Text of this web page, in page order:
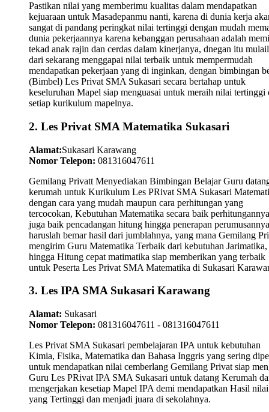
Pastikan nilai yang memberimu kualitas dalam mendapatkan
kejuaraan untuk Masadepanmu nanti, karena di dunia kerja
sangat di pandang peringkat nilai tertinggi dengan mudah
dunia pekerjaannya karena kebanggan perusahaan adalah
tekad anak rajin dan cerdas dalam kinerjanya, dnegan itu
dari sekarang menggapai nilai terbaik untuk mempermudah
mendapatkan pekerjaan yang di inginkan, dengan bimbingan
(Bimbel) Les Privat SMA Sukasari secara bertahap untuk
keseluruhan Mapel siap menguasai untuk meraih nilai tertinggi
setiap kurikulum mapelnya.
2. Les Privat SMA Matematika Sukasari
Alamat:Sukasari Karawang
Nomor Telepon: 081316047611
Gemilang Privatt Menyediakan Bimbingan Belajar Guru
kerumah untuk Kurikulum Les PRivat SMA Sukasari
dengan cara yang mudah maupun cara perhitungan yang
tercocokan, Kebutuhan Matematika secara baik
juga baik pencadangan hitung hingga penerapan perumusannya
haruslah bemar hasil dari jumblahnya, yang mana Gemilang
mengirim Guru Matematika Terbaik dari kebutuhan Jarimatika,
hingga Hitung cepat matimatika siap memberikan yang terbaik
untuk Peserta Les Privat SMA Matematika di Sukasari
3. Les IPA SMA Sukasari Karawang
Alamat: Sukasari
Nomor Telepon: 081316047611 - 081316047611
Les Privat SMA Sukasari pembelajaran IPA untuk kebutuhan
Kimia, Fisika, Matematika dan Bahasa Inggris yang sering
untuk mendapatkan nilai cemberlang Gemilang Privat siap
Guru Les PRivat IPA SMA Sukasari untuk datang Kerumah
mengerjakan kesetiap Mapel IPA demi mendapatkan Hasil nilai
yang Tertinggi dan menjadi juara di sekolahnya.